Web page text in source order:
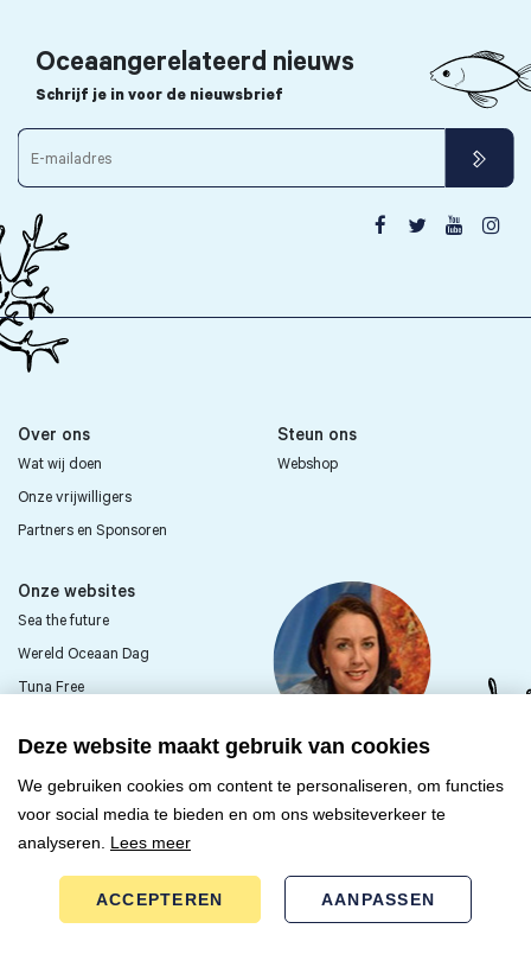
Deze website maakt gebruik van cookies
We gebruiken cookies om content te personaliseren, om functies
voor social media te bieden en om ons websiteverkeer te
analyseren. Lees meer
ACCEPTEREN AANPASSEN
Oceaangerelateerd nieuws
Schrijf je in voor de nieuwsbrief
   
Over ons
Wat wij doen
Onze vrijwilligers
Partners en Sponsoren
Steun ons
Webshop
Onze websites
Sea the future
Wereld Oceaan Dag
Tuna Free
Word vrijwilliger
© Copyright 2026 Sea First